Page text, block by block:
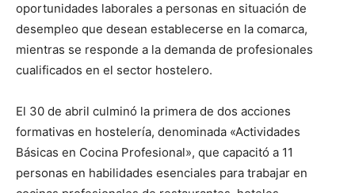
oportunidades laborales a personas en situación de
desempleo que desean establecerse en la comarca,
mientras se responde a la demanda de profesionales
cualificados en el sector hostelero.
El 30 de abril culminó la primera de dos acciones
formativas en hostelería, denominada «Actividades
Básicas en Cocina Profesional», que capacitó a 11
personas en habilidades esenciales para trabajar en